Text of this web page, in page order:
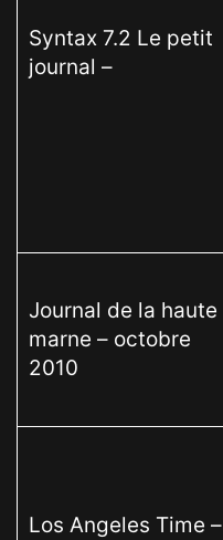
Syntax 7.2 Le petit
journal –
Journal de la haute
marne – octobre
2010
Los Angeles Time –